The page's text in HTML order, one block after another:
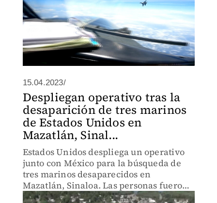
15.04.2023/
Despliegan operativo tras la
desaparición de tres marinos
de Estados Unidos en
Mazatlán, Sinal...
Estados Unidos despliega un operativo
junto con México para la búsqueda de
tres marinos desaparecidos en
Mazatlán, Sinaloa. Las personas fueron
vistas por última vez el 4 de abril.